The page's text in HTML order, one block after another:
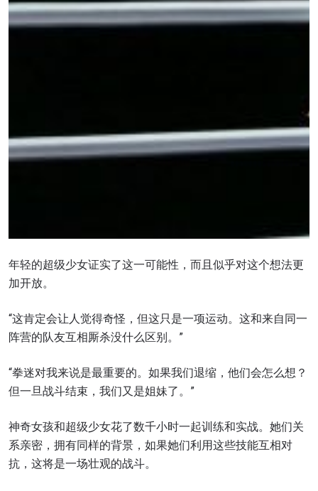
年轻的超级少女证实了这一可能性，而且似乎对这个想法更
加开放。
“这肯定会让人觉得奇怪，但这只是一项运动。这和来自同一
阵营的队友互相厮杀没什么区别。”
“拳迷对我来说是最重要的。如果我们退缩，他们会怎么想？
但一旦战斗结束，我们又是姐妹了。”
神奇女孩和超级少女花了数千小时一起训练和实战。她们关
系亲密，拥有同样的背景，如果她们利用这些技能互相对
抗，这将是一场壮观的战斗。